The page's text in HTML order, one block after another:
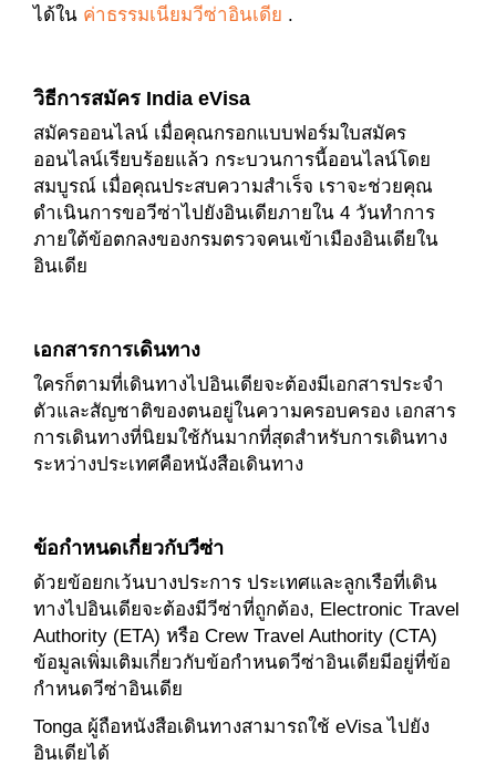
ได้ใน ค่าธรรมเนียมวีซ่าอินเดีย .
วิธีการสมัคร India eVisa
สมัครออนไลน์ เมื่อคุณกรอกแบบฟอร์มใบสมัคร
ออนไลน์เรียบร้อยแล้ว กระบวนการนี้ออนไลน์โดย
สมบูรณ์ เมื่อคุณประสบความสำเร็จ เราจะช่วยคุณ
ดำเนินการขอวีซ่าไปยังอินเดียภายใน 4 วันทำการ
ภายใต้ข้อตกลงของกรมตรวจคนเข้าเมืองอินเดียใน
อินเดีย
เอกสารการเดินทาง
ใครก็ตามที่เดินทางไปอินเดียจะต้องมีเอกสารประจำ
ตัวและสัญชาติของตนอยู่ในความครอบครอง เอกสาร
การเดินทางที่นิยมใช้กันมากที่สุดสำหรับการเดินทาง
ระหว่างประเทศคือหนังสือเดินทาง
ข้อกำหนดเกี่ยวกับวีซ่า
ด้วยข้อยกเว้นบางประการ ประเทศและลูกเรือที่เดิน
ทางไปอินเดียจะต้องมีวีซ่าที่ถูกต้อง, Electronic Travel
Authority (ETA) หรือ Crew Travel Authority (CTA)
ข้อมูลเพิ่มเติมเกี่ยวกับข้อกำหนดวีซ่าอินเดียมีอยู่ที่ข้อ
กำหนดวีซ่าอินเดีย
Tonga ผู้ถือหนังสือเดินทางสามารถใช้ eVisa ไปยัง
อินเดียได้